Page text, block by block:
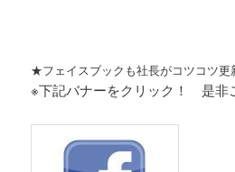
★フェイスブックも社長がコツコツ更
※下記バナーをクリック！ 是非